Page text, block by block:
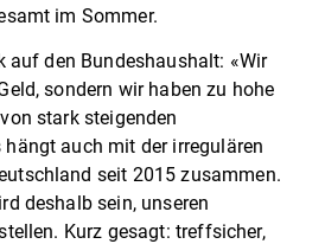
im Sommer.
auf den Bundeshaushalt: «Wir
sondern wir haben zu hohe
stark steigenden
auch mit der irregulären
seit 2015 zusammen.
deshalb sein, unseren
Kurz gesagt: treffsicher,